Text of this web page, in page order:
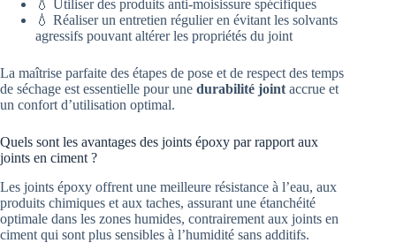
💧 Utiliser des produits anti-moisissure spécifiques
💧 Réaliser un entretien régulier en évitant les solvants
agressifs pouvant altérer les propriétés du joint
La maîtrise parfaite des étapes de pose et de respect des temps
de séchage est essentielle pour une durabilité joint accrue et
un confort d’utilisation optimal.
Quels sont les avantages des joints époxy par rapport aux
joints en ciment ?
Les joints époxy offrent une meilleure résistance à l’eau, aux
produits chimiques et aux taches, assurant une étanchéité
optimale dans les zones humides, contrairement aux joints en
ciment qui sont plus sensibles à l’humidité sans additifs.